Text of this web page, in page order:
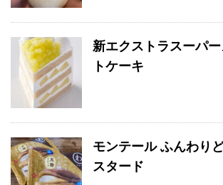
新エクストラスーパ
トケーキ
モンテール ふんわり
スタード